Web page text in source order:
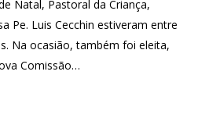
Natal, Pastoral da Criança,
Pe. Luis Cecchin estiveram entre
Na ocasião, também foi eleita,
Comissão…